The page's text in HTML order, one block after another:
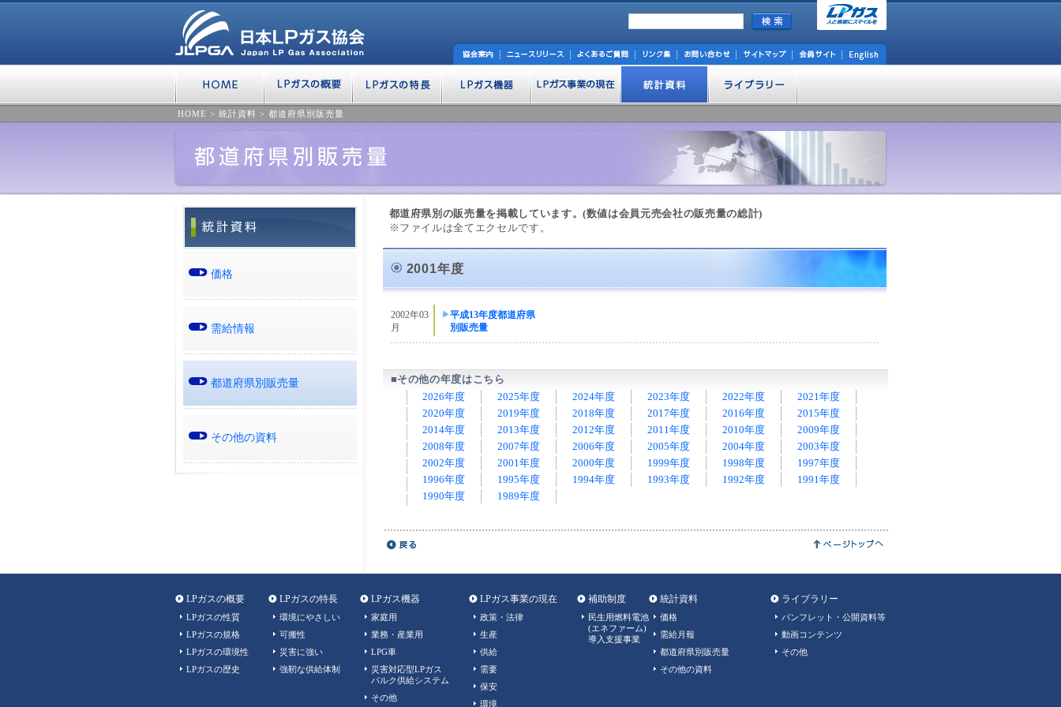
HOME > 統計資料 > 都道府県別販売量
価格
需給情報
都道府県別販売量
その他の資料
都道府県別の販売量を掲載しています。(数値は会員元売会社の販売量の総計)
※ファイルは全てエクセルです。
2001年度
2002年03
月
平成13年度都道府県
別販売量
■その他の年度はこちら
2026年度
2025年度 2024年度 2023年度 2022年度
2021年度
2020年度
2019年度 2018年度 2017年度 2016年度
2015年度
2014年度
2013年度 2012年度 2011年度 2010年度
2009年度
2008年度
2007年度 2006年度 2005年度 2004年度
2003年度
2002年度
2001年度 2000年度 1999年度 1998年度
1997年度
1996年度
1995年度 1994年度 1993年度 1992年度
1991年度
1990年度
1989年度
LPガスの概要
LPガスの性質
LPガスの規格
LPガスの環境性
LPガスの歴史
LPガスの特長
環境にやさしい
可搬性
災害に強い
強靭な供給体制
LPガス機器
家庭用
業務・産業用
LPG車
災害対応型LPガス
バルク供給システム
その他
LPガス事業の現在
政策・法律
生産
供給
需要
保安
環境
補助制度
民生用燃料電池
(エネファーム)
導入支援事業
統計資料
価格
需給月報
都道府県別販売量
その他の資料
ライブラリー
パンフレット・公開資料等
動画コンテンツ
その他